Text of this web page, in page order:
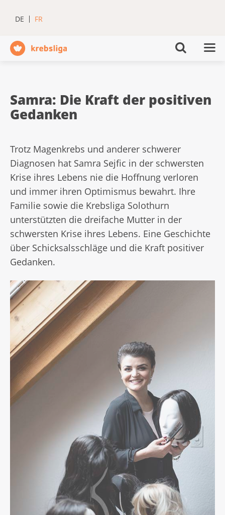
DE FR
Samra: Die Kraft der positiven
Gedanken
Trotz Magenkrebs und anderer schwerer
Diagnosen hat Samra Sejfic in der schwersten
Krise ihres Lebens nie die Hoffnung verloren
und immer ihren Optimismus bewahrt. Ihre
Familie sowie die Krebsliga Solothurn
unterstützten die dreifache Mutter in der
schwersten Krise ihres Lebens. Eine Geschichte
über Schicksalsschläge und die Kraft positiver
Gedanken.